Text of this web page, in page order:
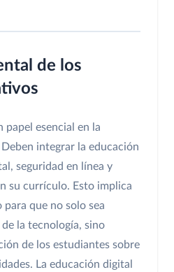
de los
papel esencial en la
integrar la educación
seguridad en línea y
su currículo. Esto implica
que no solo sea
la tecnología, sino
de los estudiantes sobre
La educación digital